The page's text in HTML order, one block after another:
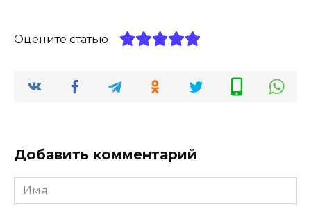
Оцените статью
Добавить комментарий
Имя
*